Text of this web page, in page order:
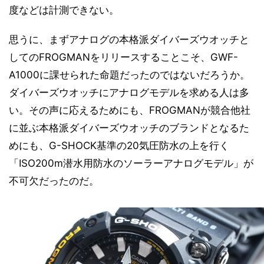
度などは計測できない。
思うに、まずアナログの本格派ダイバーズウオッチと
してのFROGMANをリリースすることこそ、GWF-
A1000に課せられた命題だったのではないだろうか。
ダイバーズウオッチにアナログモデルを求める人は多
い。その声に応えるためにも、FROGMANが競合他社
に並ぶ本格派ダイバーズウオッチのブランドとなるた
めにも、G-SHOCK基準の20気圧防水の上を行く
「ISO200m潜水用防水のソーラーアナログモデル」が
不可欠だったのだ。